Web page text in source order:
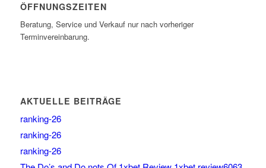
ÖFFNUNGSZEITEN
Beratung, Service und Verkauf nur nach vorheriger
Terminvereinbarung.
AKTUELLE BEITRÄGE
ranking-26
ranking-26
ranking-26